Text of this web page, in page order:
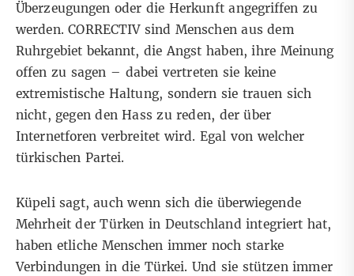
Überzeugungen oder die Herkunft angegriffen zu
werden. CORRECTIV sind Menschen aus dem
Ruhrgebiet bekannt, die Angst haben, ihre Meinung
offen zu sagen – dabei vertreten sie keine
extremistische Haltung, sondern sie trauen sich
nicht, gegen den Hass zu reden, der über
Internetforen verbreitet wird. Egal von welcher
türkischen Partei.
Küpeli sagt, auch wenn sich die überwiegende
Mehrheit der Türken in Deutschland integriert hat,
haben etliche Menschen immer noch starke
Verbindungen in die Türkei. Und sie stützen immer